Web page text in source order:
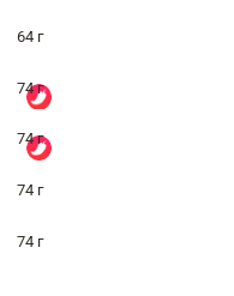
64 г
74 г
74 г
74 г
74 г